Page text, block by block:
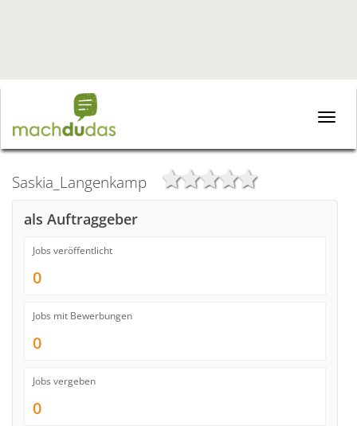
Toggle
Saskia_Langenkamp
als Auftraggeber
Jobs veröffentlicht
0
Jobs mit Bewerbungen
0
Jobs vergeben
0